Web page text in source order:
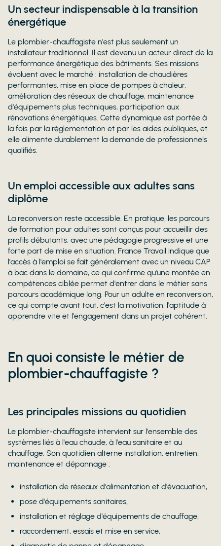
Un secteur indispensable à la transition
énergétique
Le plombier-chauffagiste n'est plus seulement un
installateur traditionnel. Il est devenu un acteur direct de la
performance énergétique des bâtiments. Ses missions
évoluent avec le marché : installation de chaudières
performantes, mise en place de pompes à chaleur,
amélioration des réseaux de chauffage, maintenance
d'équipements plus techniques, participation aux
rénovations énergétiques. Cette dynamique est portée à
la fois par la réglementation et par les aides publiques, et
elle alimente durablement la demande de professionnels
qualifiés.
Un emploi accessible aux adultes sans
diplôme
La reconversion reste accessible. En pratique, les parcours
de formation pour adultes sont conçus pour accueillir des
profils débutants, avec une pédagogie progressive et une
forte part de mise en situation. France Travail indique que
l'accès à l'emploi se fait généralement avec un niveau CAP
à bac dans le domaine, ce qui confirme qu'une montée en
compétences ciblée permet d'entrer dans le métier sans
parcours académique long. Pour un adulte en reconversion,
ce qui compte avant tout, c'est la motivation, l'aptitude à
apprendre vite et l'engagement dans un projet cohérent.
En quoi consiste le métier de
plombier-chauffagiste ?
Les principales missions au quotidien
Le plombier-chauffagiste intervient sur l'ensemble des
systèmes liés à l'eau chaude, à l'eau sanitaire et au
chauffage. Son quotidien alterne installation, entretien,
maintenance et dépannage :
installation de réseaux d'alimentation et d'évacuation,
pose d'équipements sanitaires,
installation et réglage d'équipements de chauffage,
raccordement, essais et mise en service,